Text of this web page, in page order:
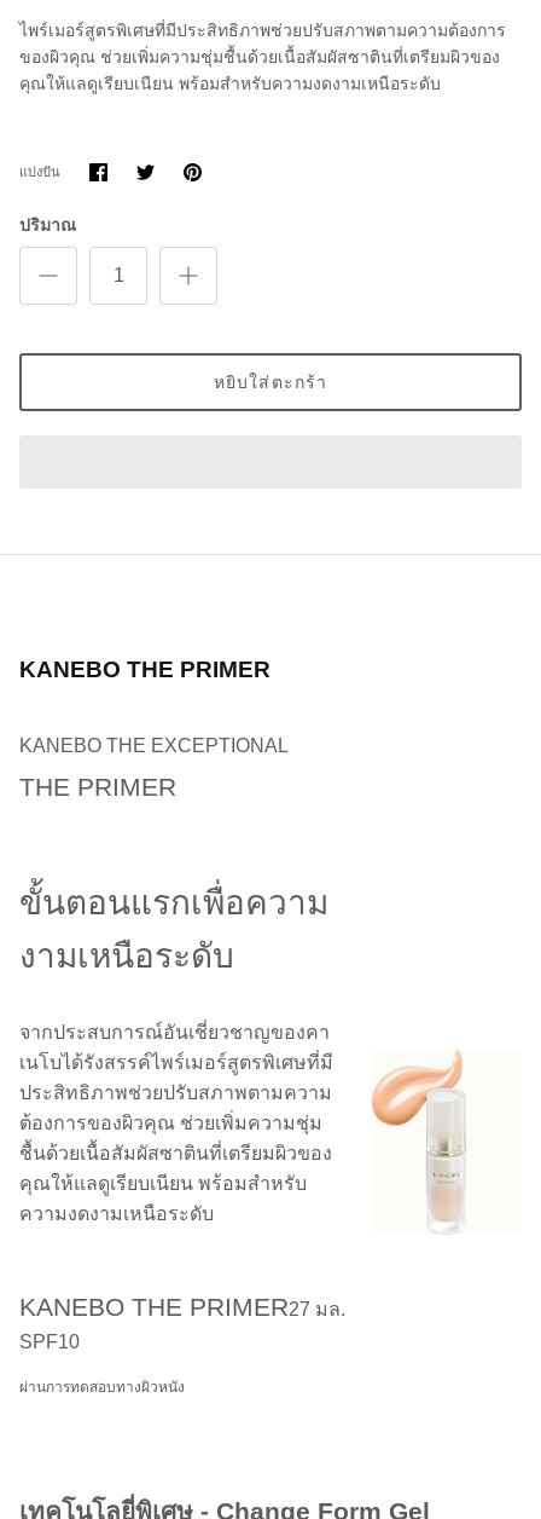
ไพร์เมอร์สูตรพิเศษที่มีประสิทธิภาพช่วยปรับสภาพตามความต้องการ
ของผิวคุณ ช่วยเพิ่มความชุ่มชื้นด้วยเนื้อสัมผัสซาตินที่เตรียมผิวของ
คุณให้แลดูเรียบเนียน พร้อมสำหรับความงดงามเหนือระดับ
แบ่งปัน
แบ่ง
แบ่ง
ขา
ปริมาณ
หยิบใส่ตะกร้า
KANEBO THE PRIMER
KANEBO THE EXCEPTIONAL
THE PRIMER
ขั้นตอนแรกเพื่อความ
งามเหนือระดับ
จากประสบการณ์อันเชี่ยวชาญของคา
เนโบได้รังสรรค์ไพร์เมอร์สูตรพิเศษที่มี
ประสิทธิภาพช่วยปรับสภาพตามความ
ต้องการของผิวคุณ ช่วยเพิ่มความชุ่ม
ชื้นด้วยเนื้อสัมผัสซาตินที่เตรียมผิวของ
คุณให้แลดูเรียบเนียน พร้อมสำหรับ
ความงดงามเหนือระดับ
KANEBO THE PRIMER27 มล.
SPF10
ผ่านการทดสอบทางผิวหนัง
เทคโนโลยี่พิเศษ - Change Form Gel